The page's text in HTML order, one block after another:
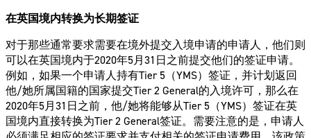
在英国境内转换为长期签证
对于那些通常要求需要在境外提交入境申请的申请人，他们则
可以在英国境内于2020年5月31日之前提交他们的签证申请。
例如，如果一个申请人持有Tier 5（YMS）签证，并计划返回
他/她所属国籍的国家提交Tier 2 General的入境许可，那么在
2020年5月31日之前，他/她将能够从Tier 5（YMS）签证在英
国境内直接转换为Tier 2 General签证。需要注意的是，申请人